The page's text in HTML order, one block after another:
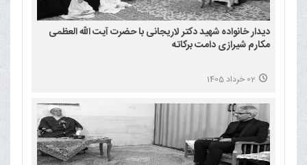
دیدار خانواده شهید دکتر لاریجانی با حضرت آیت الله العظمی
مکارم شیرازی دامت برکاته
02 خرداد 1405